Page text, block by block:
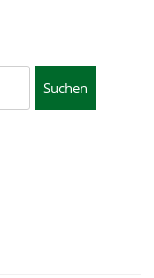
Suchen